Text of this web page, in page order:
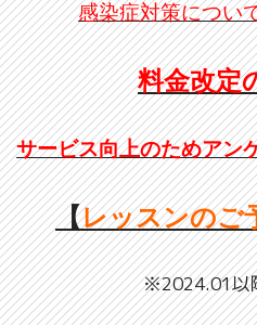
感染症対策につい
料金改定
サービス向上のためアン
【レッスンのご
※2024.01以